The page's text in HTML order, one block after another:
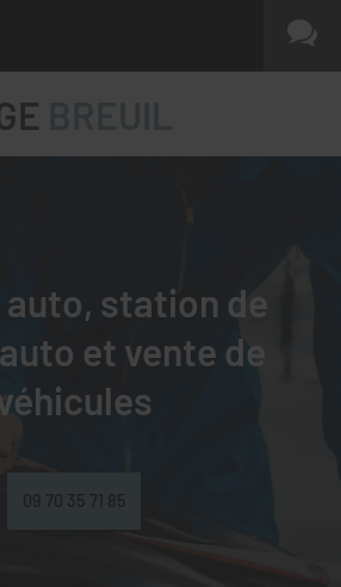
auto, station de
et vente de
09 70 35 71 85